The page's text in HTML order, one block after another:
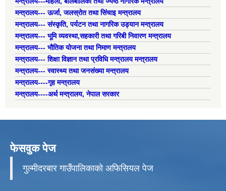
मन्त्रालय--- ऊर्जा, जलस्रोत तथा सिंचाइ मन्त्रालय
मन्त्रालय--- संस्कृति, पर्यटन तथा नागरिक उड्यान मन्त्रालय
मन्त्रालय--- भूमि व्यवस्था,सहकारी तथा गरिबी निवारण मन्त्रालय
मन्त्रालय--- भौतिक योजना तथा निमाण मन्त्रालय
मन्त्रालय--- शिक्षा विज्ञान तथा प्रविधि मन्त्रालय मन्त्रालय
मन्त्रालय--- स्वास्थ्य तथा जनसंख्या मन्त्रालय
मन्त्रालय----गृह मन्त्रालय
मन्त्रालय----अर्थ मन्त्रालय, नेपाल सरकार
फेसवुक पेज
गुल्मीदरबार गाउँपालिकाको अफिसियल पेज